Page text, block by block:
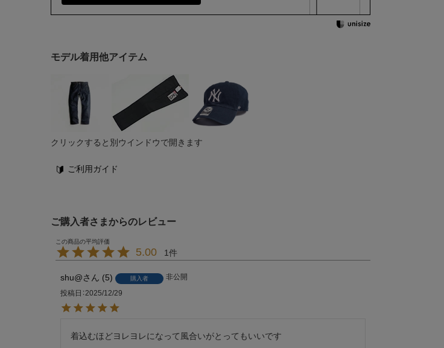
モデル着用他アイテム
クリックすると別ウインドウで開きます
ご利用ガイド
ご購入者さまからのレビュー
5.00 1
shu@ 5 購入者
非公開
投稿日 2025/12/29
着込むほどヨレヨレになって風合いがとってもいいです